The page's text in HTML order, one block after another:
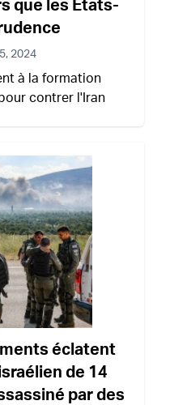
que les États-
2024
à la formation
contrer l'Iran
éclatent
de 14
par des